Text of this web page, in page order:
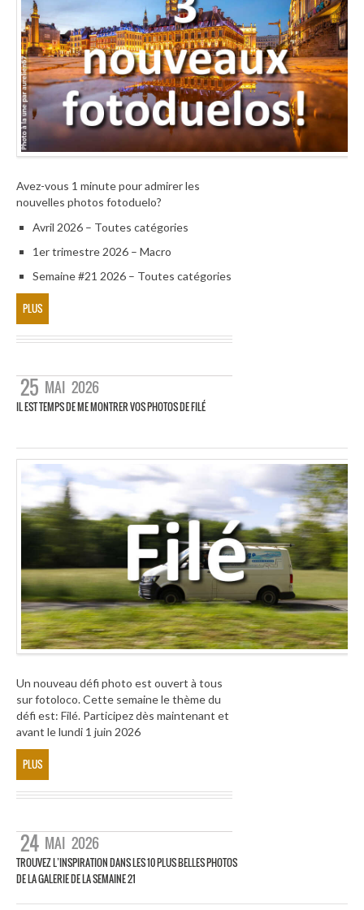
Avez-vous 1 minute pour admirer les
nouvelles photos fotoduelo?
Avril 2026 – Toutes catégories
1er trimestre 2026 – Macro
Semaine #21 2026 – Toutes catégories
PLUS
25 MAI 2026
IL EST TEMPS DE ME MONTRER VOS PHOTOS DE FILÉ
Un nouveau défi photo est ouvert à tous
sur fotoloco. Cette semaine le thème du
défi est: Filé. Participez dès maintenant et
avant le lundi 1 juin 2026
PLUS
24 MAI 2026
TROUVEZ L’INSPIRATION DANS LES 10 PLUS BELLES PHOTOS
DE LA GALERIE DE LA SEMAINE 21